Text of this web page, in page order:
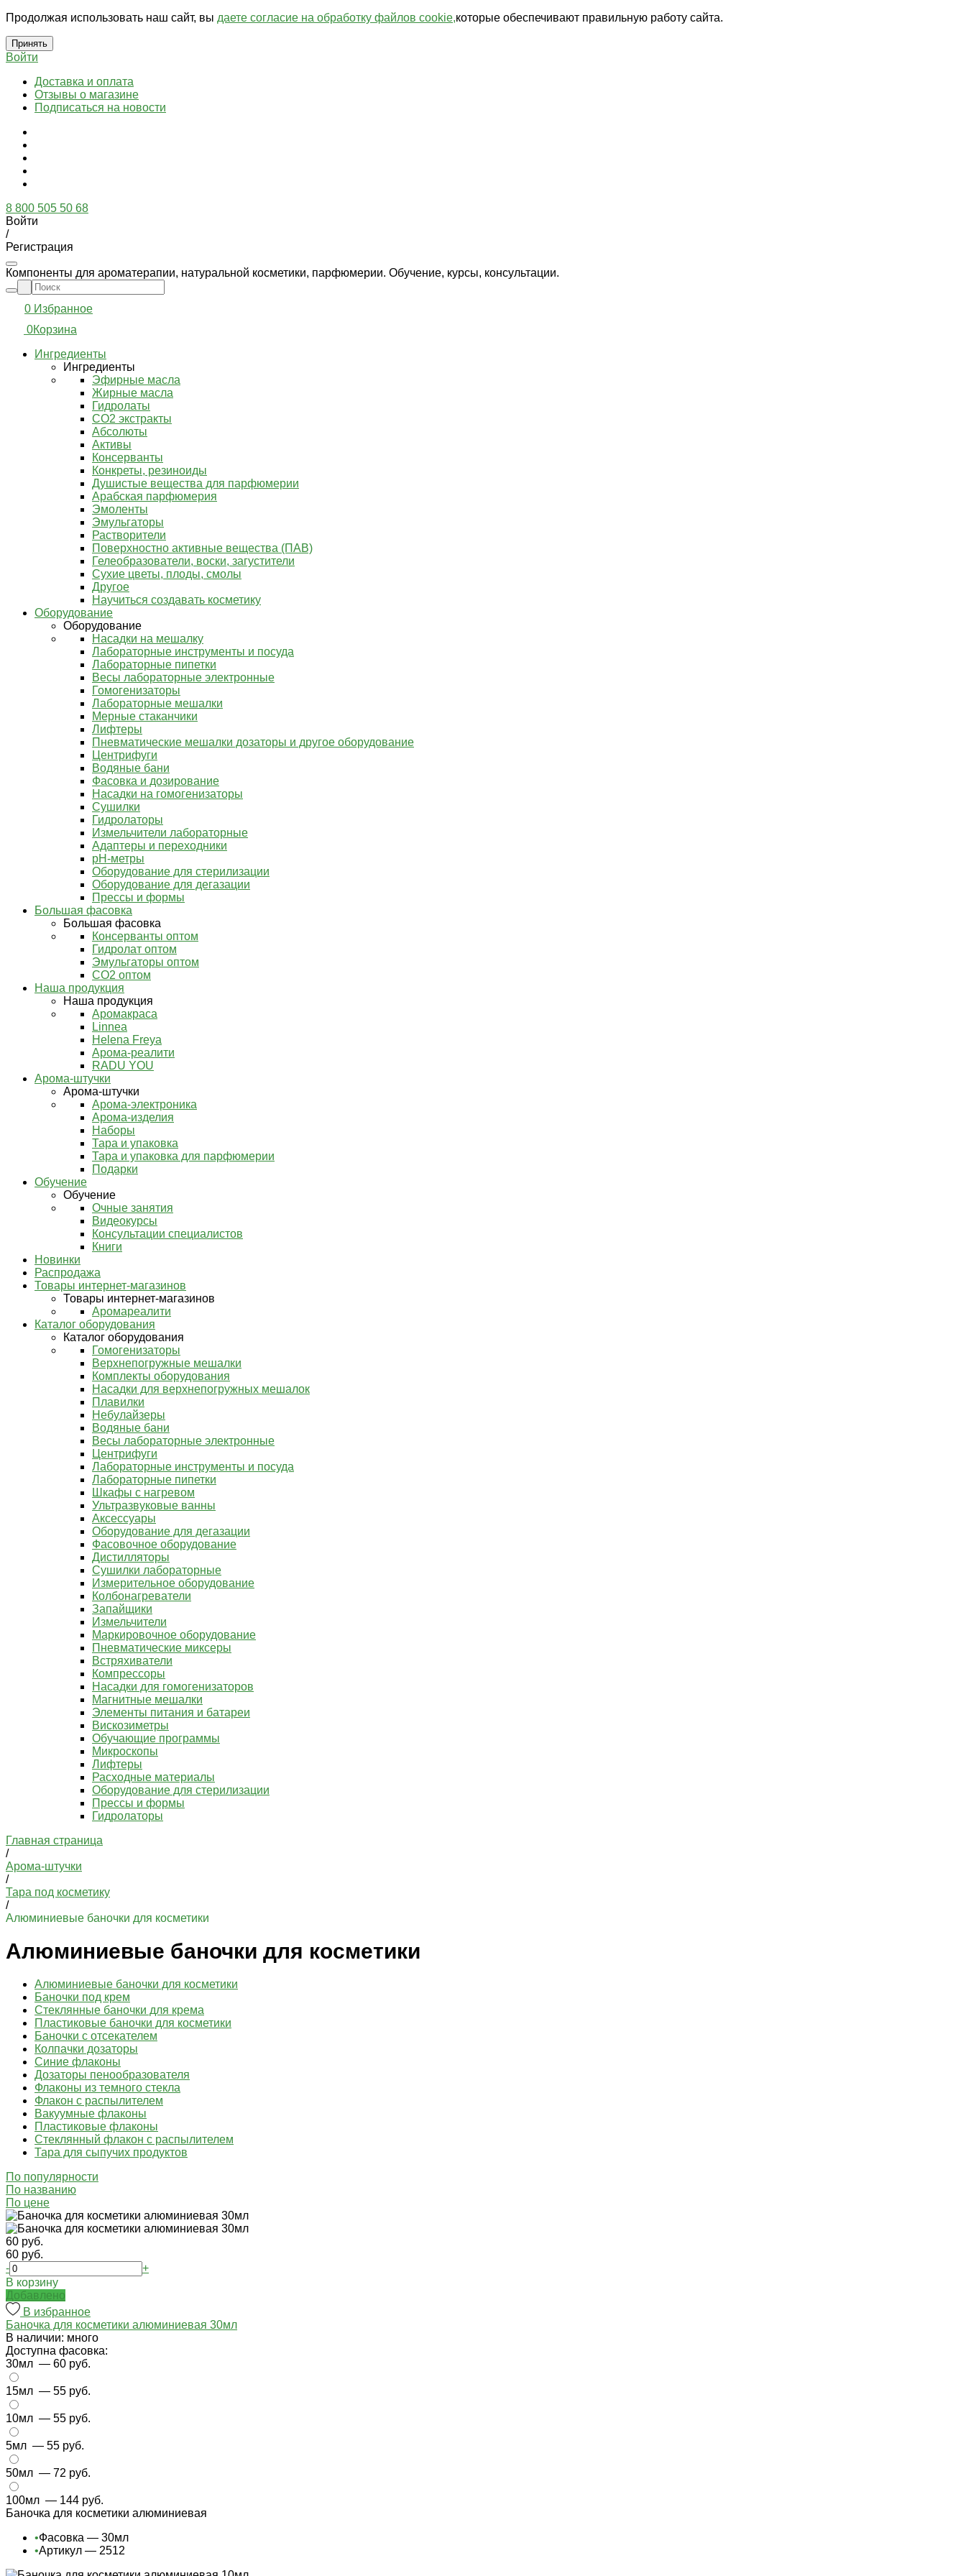
Продолжая использовать наш сайт, вы даете согласие на обработку файлов cookie,которые обеспечивают правильную работу сайта.
Принять
Войти
Доставка и оплата
Отзывы о магазине
Подписаться на новости
8 800 505 50 68
Войти
/
Регистрация
Компоненты для ароматерапии, натуральной косметики, парфюмерии. Обучение, курсы, консультации.
0 Избранное
0Корзина
Ингредиенты
Ингредиенты
Эфирные масла
Жирные масла
Гидролаты
СО2 экстракты
Абсолюты
Активы
Консерванты
Конкреты, резиноиды
Душистые вещества для парфюмерии
Арабская парфюмерия
Эмоленты
Эмульгаторы
Растворители
Поверхностно активные вещества (ПАВ)
Гелеобразователи, воски, загустители
Сухие цветы, плоды, смолы
Другое
Научиться создавать косметику
Оборудование
Оборудование
Насадки на мешалку
Лабораторные инструменты и посуда
Лабораторные пипетки
Весы лабораторные электронные
Гомогенизаторы
Лабораторные мешалки
Мерные стаканчики
Лифтеры
Пневматические мешалки дозаторы и другое оборудование
Центрифуги
Водяные бани
Фасовка и дозирование
Насадки на гомогенизаторы
Сушилки
Гидролаторы
Измельчители лабораторные
Адаптеры и переходники
pH-метры
Оборудование для стерилизации
Оборудование для дегазации
Прессы и формы
Большая фасовка
Большая фасовка
Консерванты оптом
Гидролат оптом
Эмульгаторы оптом
СО2 оптом
Наша продукция
Наша продукция
Аромакраса
Linnea
Helena Freya
Арома-реалити
RADU YOU
Арома-штучки
Арома-штучки
Арома-электроника
Арома-изделия
Наборы
Тара и упаковка
Тара и упаковка для парфюмерии
Подарки
Обучение
Обучение
Очные занятия
Видеокурсы
Консультации специалистов
Книги
Новинки
Распродажа
Товары интернет-магазинов
Товары интернет-магазинов
Аромареалити
Каталог оборудования
Каталог оборудования
Гомогенизаторы
Верхнепогружные мешалки
Комплекты оборудования
Насадки для верхнепогружных мешалок
Плавилки
Небулайзеры
Водяные бани
Весы лабораторные электронные
Центрифуги
Лабораторные инструменты и посуда
Лабораторные пипетки
Шкафы с нагревом
Ультразвуковые ванны
Аксессуары
Оборудование для дегазации
Фасовочное оборудование
Дистилляторы
Сушилки лабораторные
Измерительное оборудование
Колбонагреватели
Запайщики
Измельчители
Маркировочное оборудование
Пневматические миксеры
Встряхиватели
Компрессоры
Насадки для гомогенизаторов
Магнитные мешалки
Элементы питания и батареи
Вискозиметры
Обучающие программы
Микроскопы
Лифтеры
Расходные материалы
Оборудование для стерилизации
Прессы и формы
Гидролаторы
Главная страница
/
Арома-штучки
/
Тара под косметику
/
Алюминиевые баночки для косметики
Алюминиевые баночки для косметики
Алюминиевые баночки для косметики
Баночки под крем
Стеклянные баночки для крема
Пластиковые баночки для косметики
Баночки с отсекателем
Колпачки дозаторы
Синие флаконы
Дозаторы пенообразователя
Флаконы из темного стекла
Флакон с распылителем
Вакуумные флаконы
Пластиковые флаконы
Стеклянный флакон с распылителем
Тара для сыпучих продуктов
По популярности
По названию
По цене
60 руб.
60 руб.
-
+
В корзину
Добавлено
В избранное
Баночка для косметики алюминиевая 30мл
В наличии: много
Доступна фасовка:
30мл — 60 руб.
15мл — 55 руб.
10мл — 55 руб.
5мл — 55 руб.
50мл — 72 руб.
100мл — 144 руб.
Баночка для косметики алюминиевая
•Фасовка — 30мл
•Артикул — 2512